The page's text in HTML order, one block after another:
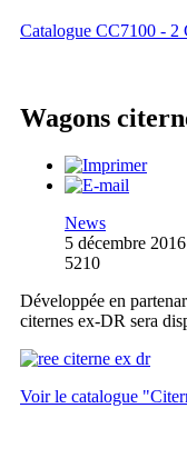
Catalogue CC7100 - 2
Wagons
News
5 décembre 2016
5210
Développée en
citernes ex-DR sera
Voir le catalogue